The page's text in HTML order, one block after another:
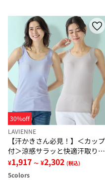
30%off
LAVIENNE
【汗かきさん必見！】＜カップ
付＞涼感サラッと快適汗取りタ
ンクトップインナー＜さらりラ
ボ＞
¥1,917 ～ ¥2,302 (税込)
5colors